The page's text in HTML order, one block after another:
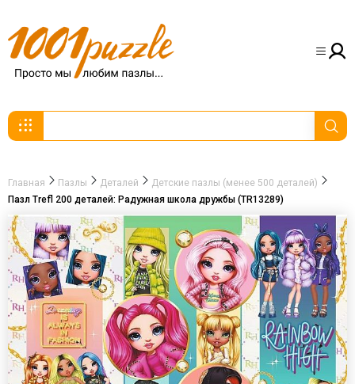
Главная Пазлы Деталей
Детские пазлы (менее 500 деталей)
Пазл Trefl 200 деталей: Радужная школа дружбы (TR13289)